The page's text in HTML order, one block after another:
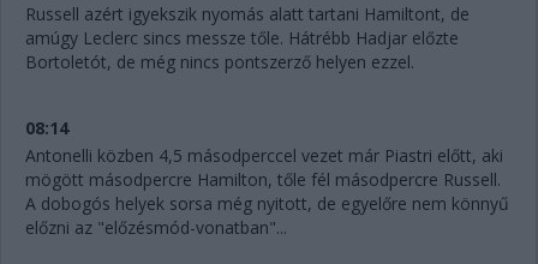
Russell azért igyekszik nyomás alatt tartani Hamiltont, de
amúgy Leclerc sincs messze tőle. Hátrébb Hadjar előzte
Bortoletót, de még nincs pontszerző helyen ezzel.
08:14
Antonelli közben 4,5 másodperccel vezet már Piastri előtt, aki
mögött másodpercre Hamilton, tőle fél másodpercre Russell.
A dobogós helyek sorsa még nyitott, de egyelőre nem könnyű
előzni az "előzésmód-vonatban"...